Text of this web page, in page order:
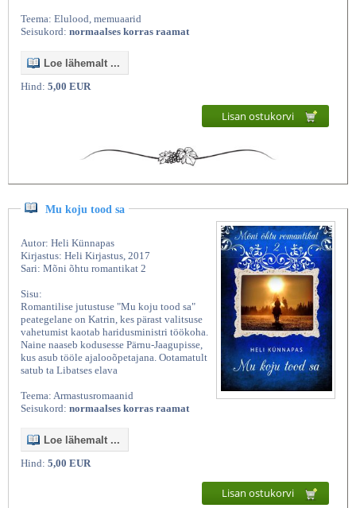
Teema: Elulood, memuaarid
Seisukord: normaalses korras raamat
Loe lähemalt ...
Hind: 5,00 EUR
Lisan ostukorvi
Mu koju tood sa
Autor: Heli Künnapas
Kirjastus: Heli Kirjastus, 2017
Sari: Mõni õhtu romantikat 2
Sisu:
Romantilise jutustuse "Mu koju tood sa"
peategelane on Katrin, kes pärast valitsuse
vahetumist kaotab haridusministri töökoha.
Naine naaseb kodusesse Pärnu-Jaagupisse,
kus asub tööle ajalooõpetajana. Ootamatult
satub ta Libatses elava
Teema: Armastusromaanid
Seisukord: normaalses korras raamat
Loe lähemalt ...
Hind: 5,00 EUR
Lisan ostukorvi